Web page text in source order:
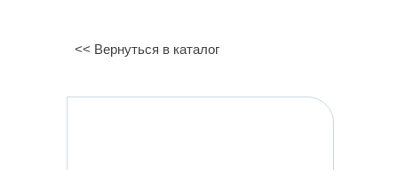
<< Вернуться в каталог